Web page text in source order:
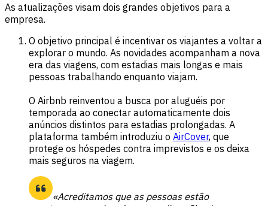
As atualizações visam dois grandes objetivos para a
empresa.
O objetivo principal é incentivar os viajantes a voltar a
explorar o mundo. As novidades acompanham a nova
era das viagens, com estadias mais longas e mais
pessoas trabalhando enquanto viajam.
O Airbnb reinventou a busca por aluguéis por
temporada ao conectar automaticamente dois
anúncios distintos para estadias prolongadas. A
plataforma também introduziu o AirCover, que
protege os hóspedes contra imprevistos e os deixa
mais seguros na viagem.
«Acreditamos que as pessoas estão